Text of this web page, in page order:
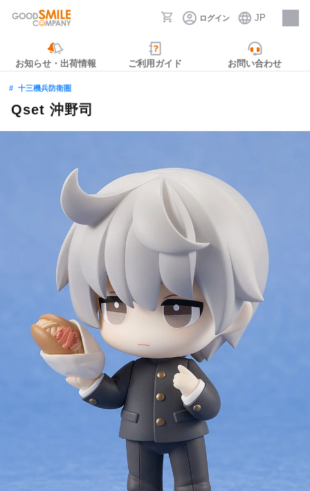
ログイン JP
採用情報
お知らせ・出荷情報 ご利用ガイド お問い合わせ
十三機兵防衛圏
Qset 沖野司